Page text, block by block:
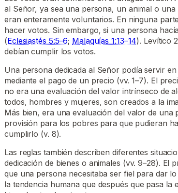
al Señor, ya sea una persona, un animal o
eran enteramente voluntarios. En ninguna
hacer votos. Sin embargo, si una persona
(Eclesiastés 5:5–6; Malaquías 1:13–14). Levítico
debían cumplir los votos.
Una persona dedicada al Señor podía servir
mediante el pago de un precio (vv. 1–7). El
no era una evaluación del valor intrínseco de
todos, hombres y mujeres, son creados a la
Más bien, era una evaluación del valor de una
provisión para los pobres para que pudieran
cumplirlo (v. 8).
Las reglas también describen diferentes
dedicación de bienes o animales (vv. 9–28). El
que una persona necesitaba ser fiel para dar
la tendencia humana que después que pasa la